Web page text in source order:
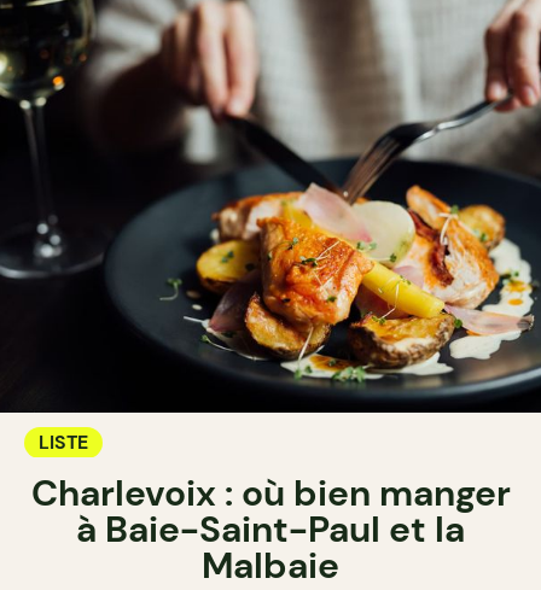
LISTE
Charlevoix : où bien manger
à Baie-Saint-Paul et la
Malbaie